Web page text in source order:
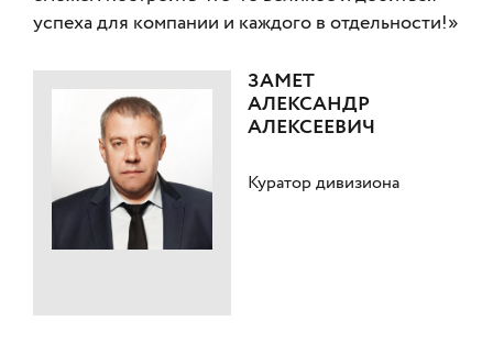
успеха для компании и каждого в отдельности!»
ЗАМЕТ
АЛЕКСАНДР
АЛЕКСЕЕВИЧ
Куратор дивизиона